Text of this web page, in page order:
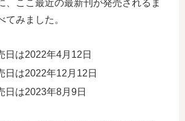
、ここ最近の最新刊が発売されるま
てみました。
日は2022年4月12日
日は2022年12月12日
日は2023年8月9日